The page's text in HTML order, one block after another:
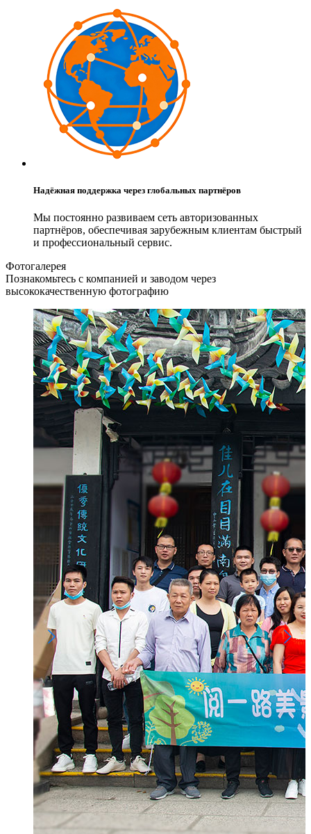
Надёжная поддержка через глобальных партнёров
Мы постоянно развиваем сеть авторизованных
партнёров, обеспечивая зарубежным клиентам быстрый
и профессиональный сервис.
Фотогалерея
Познакомьтесь с компанией и заводом через
высококачественную фотографию